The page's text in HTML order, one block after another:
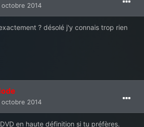
octobre 2014
? désolé j'y connais trop rien
octobre 2014
en haute définition si tu préfères.